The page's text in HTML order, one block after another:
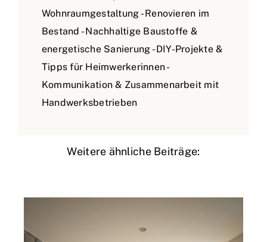
Wohnraumgestaltung - Renovieren im
Bestand - Nachhaltige Baustoffe &
energetische Sanierung - DIY-Projekte &
Tipps für Heimwerkerinnen -
Kommunikation & Zusammenarbeit mit
Handwerksbetrieben
Weitere ähnliche Beiträge: